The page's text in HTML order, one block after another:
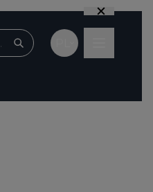
Wpisz, czego szukasz